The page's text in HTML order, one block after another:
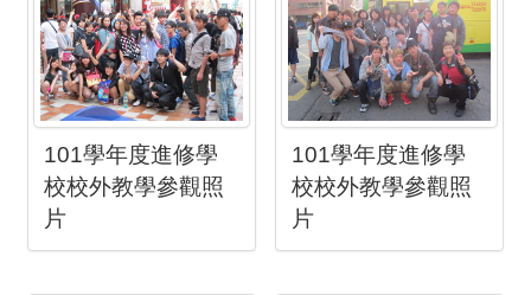
101學年度進修學
校校外教學參觀照
片
101學年度進修學
校校外教學參觀照
片